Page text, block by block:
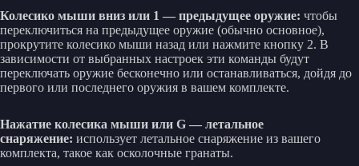
Колесико мыши вниз или 1 — предыдущее оружие: чтобы
переключиться на предыдущее оружие (обычно основное),
прокрутите колесико мыши назад или нажмите кнопку 2. В
зависимости от выбранных настроек эти команды будут
переключать оружие бесконечно или останавливаться, дойдя до
первого или последнего оружия в вашем комплекте.
Нажатие колесика мыши или G — летальное
снаряжение: использует летальное снаряжение из вашего
комплекта, такое как осколочные гранаты.